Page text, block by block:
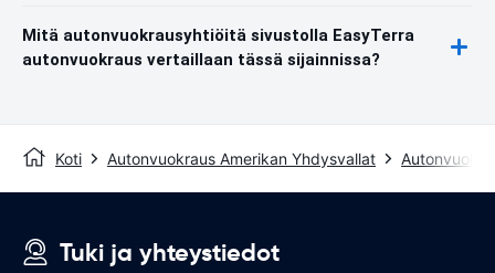
Mitä autonvuokrausyhtiöitä sivustolla EasyTerra
autonvuokraus vertaillaan tässä sijainnissa?
Koti Autonvuokraus Amerikan Yhdysvallat
Tuki ja yhteystiedot